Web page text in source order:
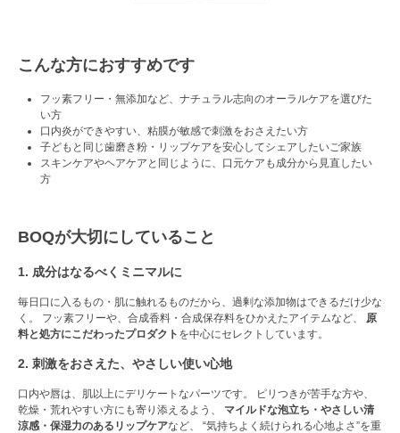
こんな方におすすめです
フッ素フリー・無添加など、ナチュラル志向のオーラルケアを選びた
い方
口内炎ができやすい、粘膜が敏感で刺激をおさえたい方
子どもと同じ歯磨き粉・リップケアを安心してシェアしたいご家族
スキンケアやヘアケアと同じように、口元ケアも成分から見直したい
方
BOQが大切にしていること
1. 成分はなるべくミニマルに
毎日口に入るもの・肌に触れるものだから、過剰な添加物はできるだけ少な
く。 フッ素フリーや、合成香料・合成保存料をひかえたアイテムなど、 原
料と処方にこだわったプロダクト を中心にセレクトしています。
2. 刺激をおさえた、やさしい使い心地
口内や唇は、肌以上にデリケートなパーツです。 ピリつきが苦手な方や、
乾燥・荒れやすい方にも寄り添えるよう、 マイルドな泡立ち・やさしい清
涼感・保湿力のあるリップケアなど、 “気持ちよく続けられる心地よさ”を重